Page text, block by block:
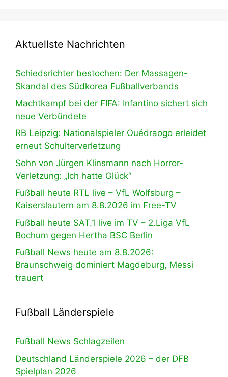
Aktuellste Nachrichten
Schiedsrichter bestochen: Der Massagen-
Skandal des Südkorea Fußballverbands
Machtkampf bei der FIFA: Infantino sichert sich
neue Verbündete
RB Leipzig: Nationalspieler Ouédraogo erleidet
erneut Schulterverletzung
Sohn von Jürgen Klinsmann nach Horror-
Verletzung: „Ich hatte Glück“
Fußball heute RTL live – VfL Wolfsburg –
Kaiserslautern am 8.8.2026 im Free-TV
Fußball heute SAT.1 live im TV – 2.Liga VfL
Bochum gegen Hertha BSC Berlin
Fußball News heute am 8.8.2026:
Braunschweig dominiert Magdeburg, Messi
trauert
Fußball Länderspiele
Fußball News Schlagzeilen
Deutschland Länderspiele 2026 – der DFB
Spielplan 2026